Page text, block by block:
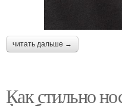
читать дальше →
Как стильно